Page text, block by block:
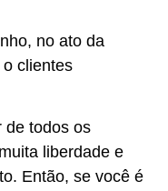
no ato da
clientes
de todos os
liberdade e
Então, se você é